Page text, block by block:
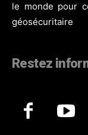
le monde pour
géosécuritaire
Restez